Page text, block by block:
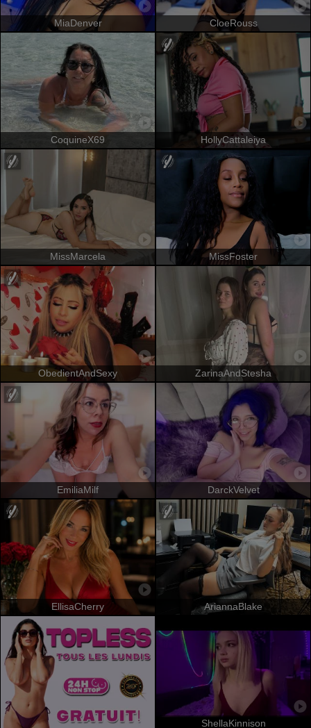
MiaDenver CloeRouss
CoquineX69 HollyCattaleiya
MissMarcela MissFoster
ObedientAndSexy ZarinaAndStesha
EmiliaMilf DarckVelvet
EllisaCherry AriannaBlake
ShellaKinnison